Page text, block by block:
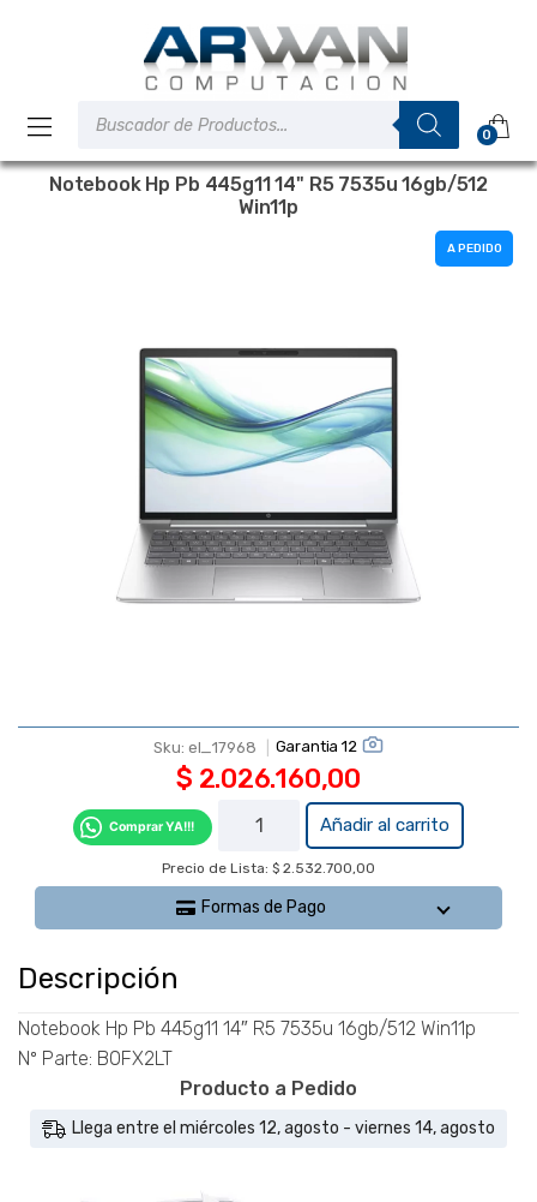
0
Notebook Hp Pb 445g11 14" R5 7535u 16gb/512
Win11p
A PEDIDO
Sku: el_17968 Garantia 12
$ 2.026.160,00
Comprar YA!!!
Notebook
445g11
14" R5
7535u
cantidad
Añadir al carrito
Precio de Lista: $ 2.532.700,00
Formas de Pago
Descripción
Notebook Hp Pb 445g11 14″ R5 7535u 16gb/512 Win11p
Nº Parte: B0FX2LT
Producto a Pedido
Llega entre el miércoles 12, agosto - viernes 14, agosto